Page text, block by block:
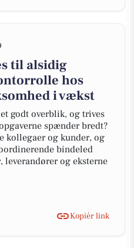
til alsidig
hos
i vækst
godt overblik, og trives
spænder bredt?
kollegaer og kunder, og
bindeled
og eksterne
Kopiér link